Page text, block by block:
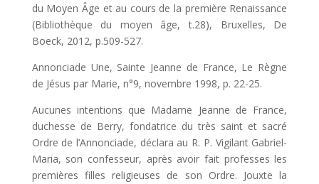
du Moyen Âge et au cours de la première Renaissance
(Bibliothèque du moyen âge, t.28), Bruxelles, De
Boeck, 2012, p.509-527.
Annonciade Une, Sainte Jeanne de France, Le Règne
de Jésus par Marie, n°9, novembre 1998, p. 22-25.
Aucunes intentions que Madame Jeanne de France,
duchesse de Berry, fondatrice du très saint et sacré
Ordre de l’Annonciade, déclara au R. P. Vigilant Gabriel-
Maria, son confesseur, après avoir fait professes les
premières filles religieuses de son Ordre. Jouxte la